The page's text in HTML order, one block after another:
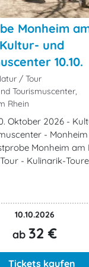
Monheim
und
10.10.
/ Tour
Tourismuscenter,
Rhein
Oktober 2026 -
-
Monheim am
- Kulinarik-
10.10.2026
ab 32 €
Tickets kaufen